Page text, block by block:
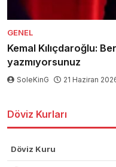
GENEL
Kemal Kılıçdaroğlu:
yazmıyorsunuz
SoleKinG 21 Haziran
Döviz Kurları
Döviz Kuru